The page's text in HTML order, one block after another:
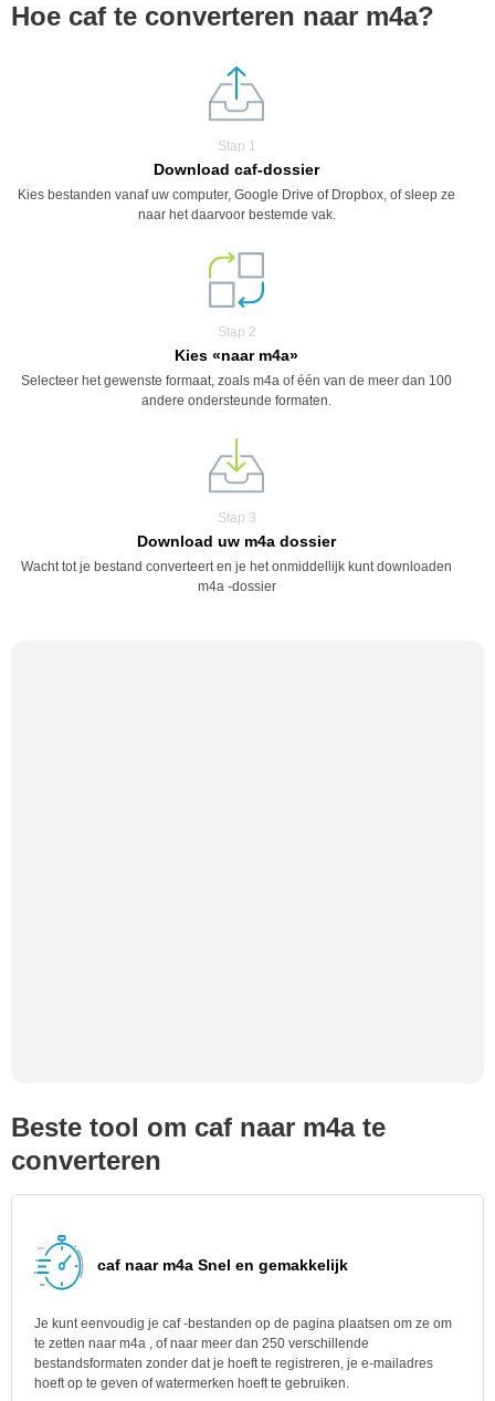
Hoe caf te converteren naar m4a?
Stap 1
Download caf-dossier
Kies bestanden vanaf uw computer, Google Drive of Dropbox, of sleep ze
naar het daarvoor bestemde vak.
Stap 2
Kies «naar m4a»
Selecteer het gewenste formaat, zoals m4a of één van de meer dan 100
andere ondersteunde formaten.
Stap 3
Download uw m4a dossier
Wacht tot je bestand converteert en je het onmiddellijk kunt downloaden
m4a -dossier
Beste tool om caf naar m4a te
converteren
caf naar m4a Snel en gemakkelijk
Je kunt eenvoudig je caf -bestanden op de pagina plaatsen om ze om
te zetten naar m4a , of naar meer dan 250 verschillende
bestandsformaten zonder dat je hoeft te registreren, je e-mailadres
hoeft op te geven of watermerken hoeft te gebruiken.